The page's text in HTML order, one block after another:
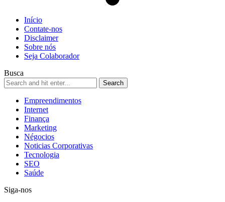
Início
Contate-nos
Disclaimer
Sobre nós
Seja Colaborador
Busca
Empreendimentos
Internet
Finança
Marketing
Négocios
Noticias Corporativas
Tecnologia
SEO
Saúde
Siga-nos